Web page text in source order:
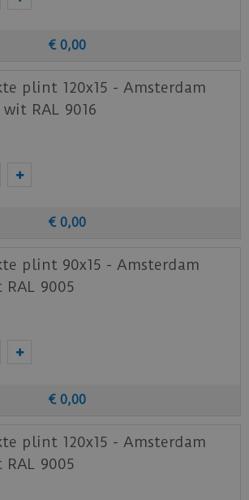
€ 0,00
plint 120x15 - Amsterdam
RAL 9016
€ 0,00
plint 90x15 - Amsterdam
RAL 9005
€ 0,00
plint 120x15 - Amsterdam
RAL 9005